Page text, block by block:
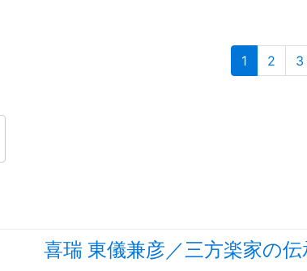
1(current)
2 3
喜瑞 東儀兼彦／三方楽家の伝